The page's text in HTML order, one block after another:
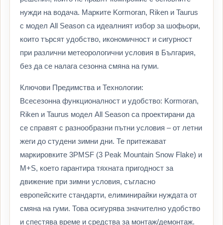
нужди на водача. Марките Kormoran, Riken и Taurus
с модел All Season са идеалният избор за шофьори,
които търсят удобство, икономичност и сигурност
при различни метеорологични условия в България,
без да се налага сезонна смяна на гуми.
Ключови Предимства и Технологии:
Всесезонна функционалност и удобство: Kormoran,
Riken и Taurus модел All Season са проектирани да
се справят с разнообразни пътни условия – от летни
жеги до студени зимни дни. Те притежават
маркировките 3PMSF (3 Peak Mountain Snow Flake) и
M+S, което гарантира тяхната пригодност за
движение при зимни условия, съгласно
европейските стандарти, елиминирайки нуждата от
смяна на гуми. Това осигурява значително удобство
и спестява време и средства за монтаж/демонтаж.